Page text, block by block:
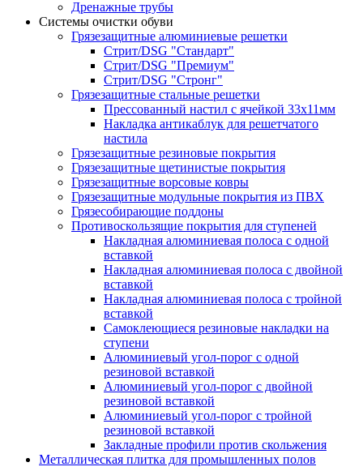
Дренажные трубы
Системы очистки обуви
Грязезащитные алюминиевые решетки
Стрит/DSG "Стандарт"
Стрит/DSG "Премиум"
Стрит/DSG "Стронг"
Грязезащитные стальные решетки
Прессованный настил с ячейкой 33х11мм
Накладка антикаблук для решетчатого
настила
Грязезащитные резиновые покрытия
Грязезащитные щетинистые покрытия
Грязезащитные ворсовые ковры
Грязезащитные модульные покрытия из ПВХ
Грязесобирающие поддоны
Противоскользящие покрытия для ступеней
Накладная алюминиевая полоса с одной
вставкой
Накладная алюминиевая полоса с двойной
вставкой
Накладная алюминиевая полоса с тройной
вставкой
Самоклеющиеся резиновые накладки на
ступени
Алюминиевый угол-порог с одной
резиновой вставкой
Алюминиевый угол-порог с двойной
резиновой вставкой
Алюминиевый угол-порог с тройной
резиновой вставкой
Закладные профили против скольжения
Металлическая плитка для промышленных полов